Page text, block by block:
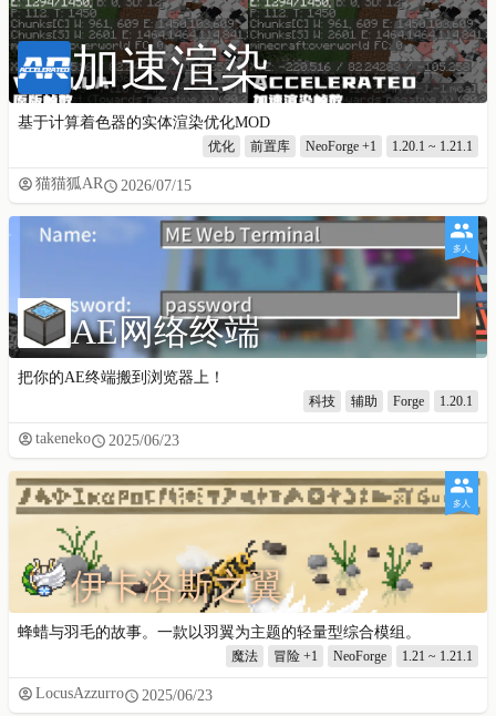
加速渲染
基于计算着色器的实体渲染优化MOD
优化 前置库 NeoForge +1 1.20.1 ~ 1.21.1
猫猫狐AR 2026/07/15
多人
AE网络终端
把你的AE终端搬到浏览器上！
科技 辅助 Forge 1.20.1
takeneko 2025/06/23
多人
伊卡洛斯之翼
蜂蜡与羽毛的故事。一款以羽翼为主题的轻量型综合模组。
魔法 冒险 +1 NeoForge 1.21 ~ 1.21.1
LocusAzzurro 2025/06/23